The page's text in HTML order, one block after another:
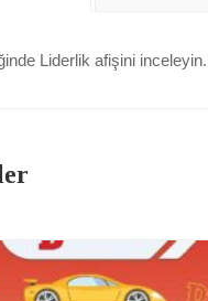
Liderlik afişini inceleyin.